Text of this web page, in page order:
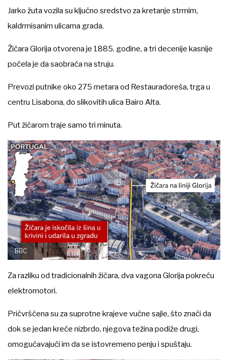
Jarko žuta vozila su ključno sredstvo za kretanje strmim,
kaldrmisanim ulicama grada.
Žičara Glorija otvorena je 1885. godine, a tri decenije kasnije
počela je da saobraća na struju.
Prevozi putnike oko 275 metara od Restauradoreša, trga u
centru Lisabona, do slikovitih ulica Bairo Alta.
Put žičarom traje samo tri minuta.
BBC
Za razliku od tradicionalnih žičara, dva vagona Glorija pokreću
elektromotori.
Pričvršćena su za suprotne krajeve vučne sajle, što znači da
dok se jedan kreće nizbrdo, njegova težina podiže drugi,
omogućavajući im da se istovremeno penju i spuštaju.